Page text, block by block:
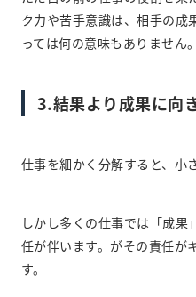
ク力や苦手意識は、相手の成
っては何の意味もありません。
3.結果より成果に向
仕事を細かく分解すると、小
しかし多くの仕事では「成果
任が伴います。がその責任が
す。